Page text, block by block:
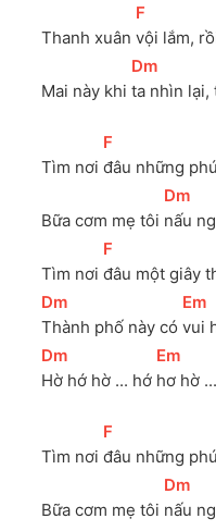
Thanh xuân
[F
vội lắm,
Mai này khi
[Dm
ta nhìn lại,
Tìm nơi
[F
đâu những
Bữa cơm mẹ tôi
[Dm
nấu
Tìm nơi
[F
đâu một giây
[Dm
Thành phố này có
[Em
vui
[Dm
Hờ hớ hờ ... hớ
[Em
hơ hờ
Tìm nơi
[F
đâu những
Bữa cơm mẹ tôi
[Dm
nấu